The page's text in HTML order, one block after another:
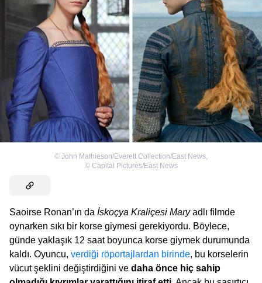
© John Mathieson/Everett Collection/East News,
© Capital Pictures/East News
Saoirse Ronan’ın da İskoçya Kraliçesi Maryadlı filmde
oynarken sıkı bir korse giymesi gerekiyordu. Böylece,
günde yaklaşık 12 saat boyunca korse giymek durumunda
kaldı. Oyuncu, verdiği röportajlardan birinde, bu korselerin
vücut şeklini değiştirdiğini ve daha önce hiç sahip